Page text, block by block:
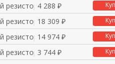
резистор 210
4 288 ₽
резистор 21618 309 ₽
резистор 40014 974 ₽
резистор 430
3 744 ₽